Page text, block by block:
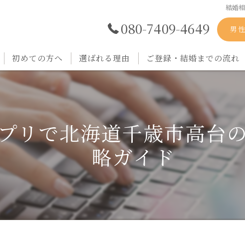
結婚
080-7409-4649 男
初めての方へ 選ばれる理由 ご登録・結婚までの流れ
リで北海道千歳市高台
略ガイド